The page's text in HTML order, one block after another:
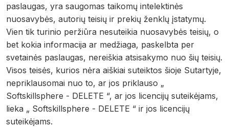
paslaugas, yra saugomas taikomų intelektinės
nuosavybės, autorių teisių ir prekių ženklų įstatymų.
Vien tik turinio peržiūra nesuteikia nuosavybės teisių, o
bet kokia informacija ar medžiaga, paskelbta per
svetainės paslaugas, nereiškia atsisakymo nuo šių teisių.
Visos teisės, kurios nėra aiškiai suteiktos šioje Sutartyje,
nepriklausomai nuo to, ar jos priklauso „
Softskillsphere - DELETE “, ar jos licencijų suteikėjams,
lieka „ Softskillsphere - DELETE “ ir jos licencijų
suteikėjams.